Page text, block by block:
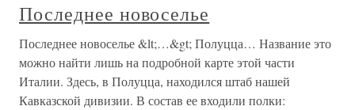
Последнее новоселье
Последнее новоселье &lt;…&gt; Полуцца… Название это
можно найти лишь на подробной карте этой части
Италии. Здесь, в Полуцца, находился штаб нашей
Кавказской дивизии. В состав ее входили полки: